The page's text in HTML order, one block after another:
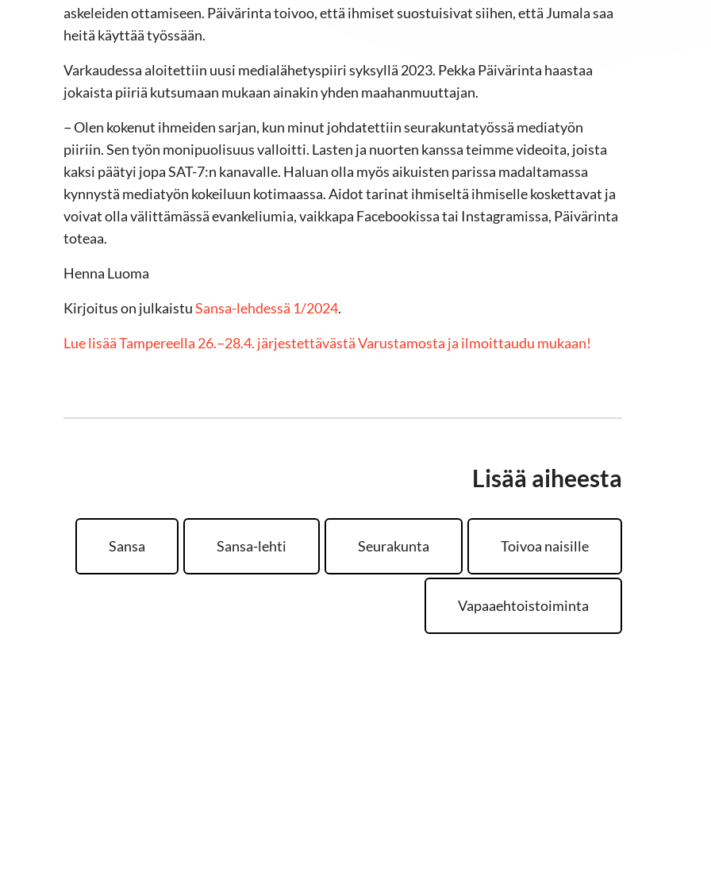
askeleiden ottamiseen. Päivärinta toivoo, että ihmiset suostuisivat siihen, että Jumala saa
heitä käyttää työssään.
Varkaudessa aloitettiin uusi medialähetyspiiri syksyllä 2023. Pekka Päivärinta haastaa
jokaista piiriä kutsumaan mukaan ainakin yhden maahanmuuttajan.
− Olen kokenut ihmeiden sarjan, kun minut johdatettiin seurakuntatyössä mediatyön
piiriin. Sen työn monipuolisuus valloitti. Lasten ja nuorten kanssa teimme videoita, joista
kaksi päätyi jopa SAT-7:n kanavalle. Haluan olla myös aikuisten parissa madaltamassa
kynnystä mediatyön kokeiluun kotimaassa. Aidot tarinat ihmiseltä ihmiselle koskettavat ja
voivat olla välittämässä evankeliumia, vaikkapa Facebookissa tai Instagramissa, Päivärinta
toteaa.
Henna Luoma
Kirjoitus on julkaistuSansa-lehdessä 1/2024.
Lue lisää Tampereella 26.−28.4. järjestettävästä Varustamosta ja ilmoittaudu mukaan!
Lisää aiheesta
Sansa Sansa-lehti Seurakunta Toivoa naisille
Vapaaehtoistoiminta